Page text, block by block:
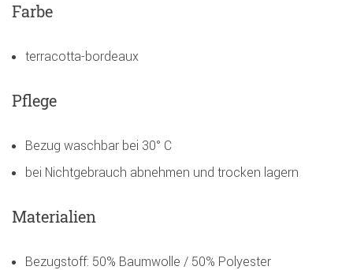
Farbe
terracotta-bordeaux
Pflege
Bezug waschbar bei 30° C
bei Nichtgebrauch abnehmen und trocken lagern
Materialien
Bezugstoff: 50% Baumwolle / 50% Polyester